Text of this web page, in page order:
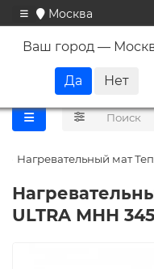
Москва
Ваш город —
Нагревательный мат
ULTRA МНН